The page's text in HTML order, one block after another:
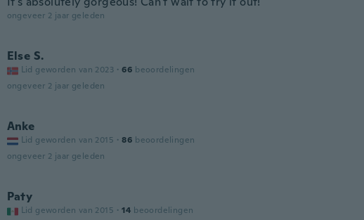
ongeveer 2 jaar geleden
Else S.
Lid geworden van 2023 · 66 beoordelingen
ongeveer 2 jaar geleden
Anke
Lid geworden van 2015 · 86 beoordelingen
ongeveer 2 jaar geleden
Paty
Lid geworden van 2015 · 14 beoordelingen